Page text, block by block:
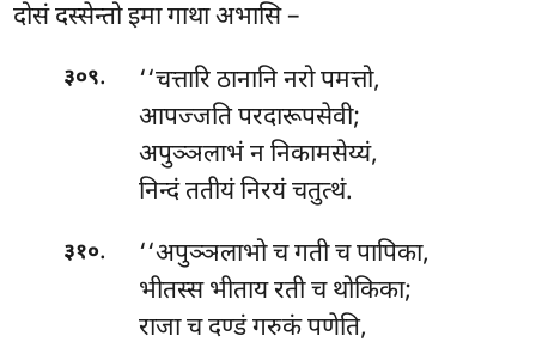
दोसं दस्सेन्तो इमा गाथा अभासि –
३०९.
‘‘चत्तारि ठानानि नरो पमत्तो,
आपज्जति परदारूपसेवी;
अपुञ्ञलाभं न निकामसेय्यं,
निन्दं ततीयं निरयं चतुत्थं.
३१०. ‘‘अपुञ्ञलाभोच गती च पापिका,
भीतस्स भीताय रती च थोकिका;
राजा च दण्डं गरुकं पणेति,